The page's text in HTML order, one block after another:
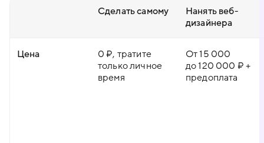
Сделать самому
Нанять веб-
дизайнера
Цена
0 ₽, тратите
только личное
время
От 15 000
до 120 000 ₽ +
предоплата